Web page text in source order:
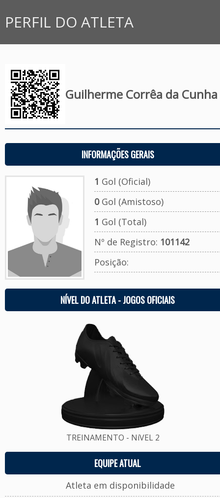
PERFIL DO ATLETA
Guilherme Corrêa da Cunha
INFORMAÇÕES GERAIS
1 Gol (Oficial)
0Gol (Amistoso)
1 Gol (Total)
Nº de Registro: 101142
Posição:
NÍVEL DO ATLETA - JOGOS OFICIAIS
TREINAMENTO - NíVEL 2
EQUIPE ATUAL
Atleta em disponibilidade